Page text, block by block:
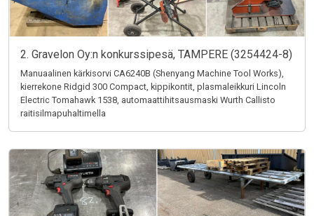
2. Gravelon Oy:n konkurssipesä, TAMPERE (3254424-8)
Manuaalinen kärkisorvi CA6240B (Shenyang Machine Tool Works),
kierrekone Ridgid 300 Compact, kippikontit, plasmaleikkuri Lincoln
Electric Tomahawk 1538, automaattihitsausmaski Wurth Callisto
raitisilmapuhaltimella